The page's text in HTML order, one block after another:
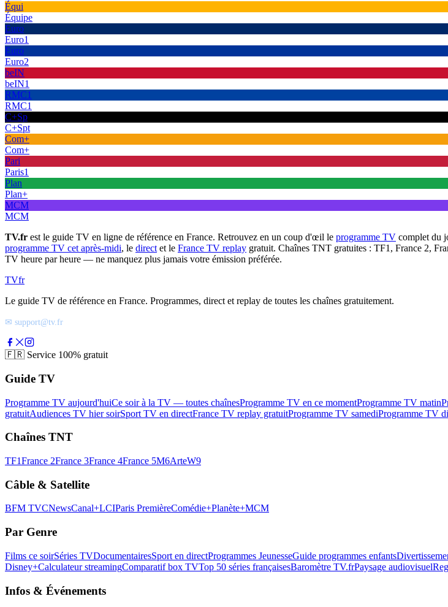
Équi
Équipe
Euro
Euro1
Euro
Euro2
beIN
beIN1
RMC1
RMC1
C+Sp
C+Spt
Com+
Com+
Pari
Paris1
Plan
Plan+
MCM
MCM
TV.fr est le guide TV en ligne de référence en France. Retrouvez en un coup d'œil le programme TV complet du
programme TV cet après-midi, le direct et le France TV replay gratuit. Chaînes TNT gratuites : TF1, France 2,
TV heure par heure — ne manquez plus jamais votre émission préférée.
TVfr
Le guide TV de référence en France. Programmes, direct et replay de toutes les chaînes gratuitement.
✉ support@tv.fr
🇫🇷 Service 100% gratuit
Guide TV
Programme TV aujourd'huiCe soir à la TV — toutes chaînesProgramme TV en ce momentProgramme TV matin
gratuitAudiences TV hier soirSport TV en directFrance TV replay gratuitProgramme TV samediProgramme TV
Chaînes TNT
TF1France 2France 3France 4France 5M6ArteW9
Câble & Satellite
BFM TVCNewsCanal+LCIParis PremièreComédie+Planète+MCM
Par Genre
Films ce soirSéries TVDocumentairesSport en directProgrammes JeunesseGuide programmes enfants
Disney+Calculateur streamingComparatif box TVTop 50 séries françaisesBaromètre TV.frPaysage audiovisuel
Infos & Événements